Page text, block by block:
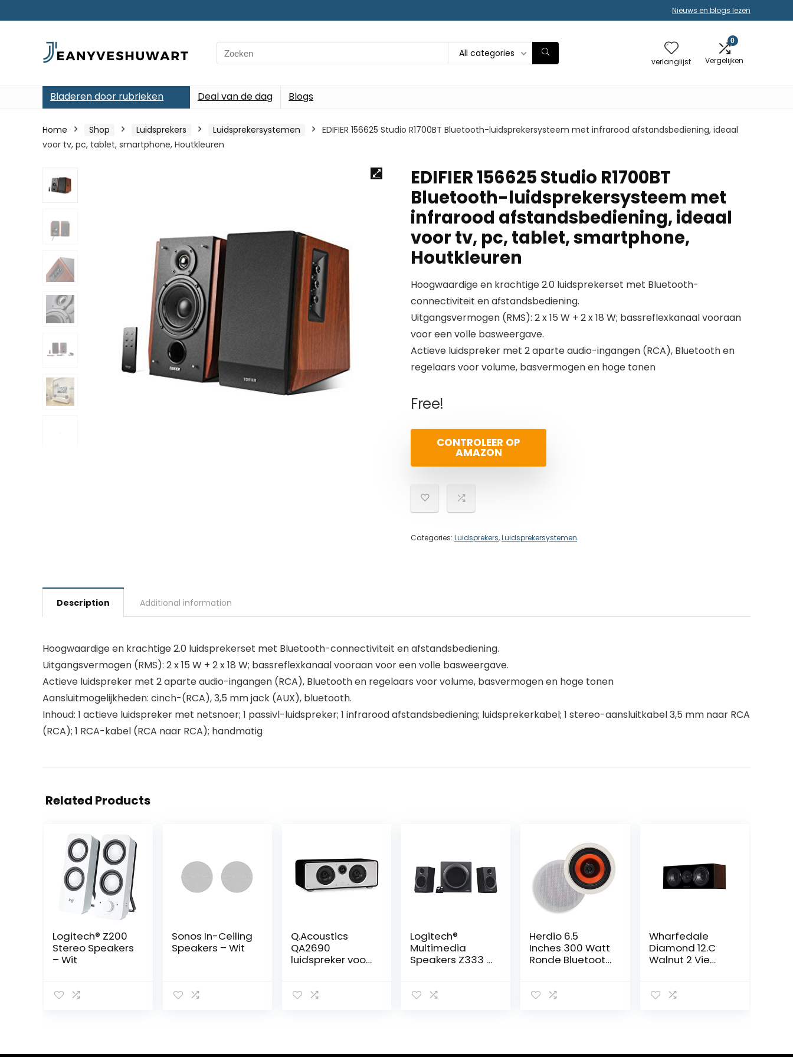
Nieuws en blogs lezen
Search
for:
All categories
verlanglijst
0
Vergelijken
Bladeren door rubrieken Deal van de dag Blogs
Home Shop Luidsprekers Luidsprekersystemen
EDIFIER 156625 Studio R1700BT Bluetooth-luidsprekersysteem met infrarood afstandsbediening, ideaal
voor tv, pc, tablet, smartphone, Houtkleuren
EDIFIER 156625 Studio R1700BT
Bluetooth-luidsprekersysteem met
infrarood afstandsbediening, ideaal
voor tv, pc, tablet, smartphone,
Houtkleuren
Hoogwaardige en krachtige 2.0 luidsprekerset met Bluetooth-
connectiviteit en afstandsbediening.
Uitgangsvermogen (RMS): 2 x 15 W + 2 x 18 W; bassreflexkanaal vooraan
voor een volle basweergave.
Actieve luidspreker met 2 aparte audio-ingangen (RCA), Bluetooth en
regelaars voor volume, basvermogen en hoge tonen
Free!
CONTROLEER OP
AMAZON
Categories: Luidsprekers,Luidsprekersystemen
Description Additional information
Hoogwaardige en krachtige 2.0 luidsprekerset met Bluetooth-connectiviteit en afstandsbediening.
Uitgangsvermogen (RMS): 2 x 15 W + 2 x 18 W; bassreflexkanaal vooraan voor een volle basweergave.
Actieve luidspreker met 2 aparte audio-ingangen (RCA), Bluetooth en regelaars voor volume, basvermogen en hoge tonen
Aansluitmogelijkheden: cinch-(RCA), 3,5 mm jack (AUX), bluetooth.
Inhoud: 1 actieve luidspreker met netsnoer; 1 passivl-luidspreker; 1 infrarood afstandsbediening; luidsprekerkabel; 1 stereo-aansluitkabel 3,5 mm naar RCA
(RCA); 1 RCA-kabel (RCA naar RCA); handmatig
Related Products
Logitech® Z200
Stereo Speakers
– Wit
Sonos In-Ceiling
Speakers – Wit
Q.Acoustics
QA2690
luidspreker voor
Logitech®
Multimedia
Speakers Z333 –
Herdio 6.5
Inches 300 Watt
Ronde Bluetooth
Manier Flush
Slaapkamer
Wharfedale
Diamond 12.C
Walnut 2 Vie
Tweeter A Cupo